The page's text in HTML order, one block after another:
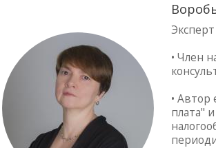
• Член
• Автор
плата"